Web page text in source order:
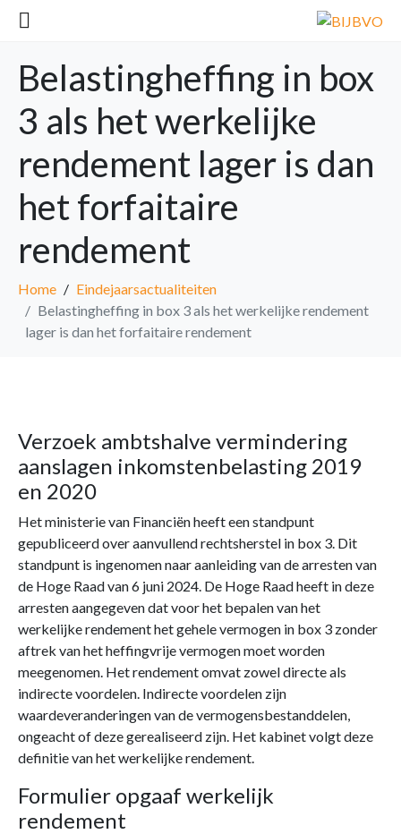
Belastingheffing in box
3 als het werkelijke
rendement lager is dan
het forfaitaire
rendement
Home
Eindejaarsactualiteiten
Belastingheffing in box 3 als het werkelijke rendement
lager is dan het forfaitaire rendement
Verzoek ambtshalve vermindering
aanslagen inkomstenbelasting 2019
en 2020
Het ministerie van Financiën heeft een standpunt
gepubliceerd over aanvullend rechtsherstel in box 3. Dit
standpunt is ingenomen naar aanleiding van de arresten van
de Hoge Raad van 6 juni 2024. De Hoge Raad heeft in deze
arresten aangegeven dat voor het bepalen van het
werkelijke rendement het gehele vermogen in box 3 zonder
aftrek van het heffingvrije vermogen moet worden
meegenomen. Het rendement omvat zowel directe als
indirecte voordelen. Indirecte voordelen zijn
waardeveranderingen van de vermogensbestanddelen,
ongeacht of deze gerealiseerd zijn. Het kabinet volgt deze
definitie van het werkelijke rendement.
Formulier opgaaf werkelijk
rendement